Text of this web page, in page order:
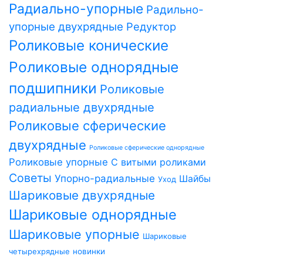
Радиально-упорные Радильно-
упорные двухрядные Редуктор
Роликовые конические
Роликовые однорядные
подшипники Роликовые
радиальные двухрядные
Роликовые сферические
двухрядные Роликовые сферические однорядные
Роликовые упорные С витыми роликами
Советы Упорно-радиальные Уход Шайбы
Шариковые двухрядные
Шариковые однорядные
Шариковые упорные Шариковые
четырехрядные новинки